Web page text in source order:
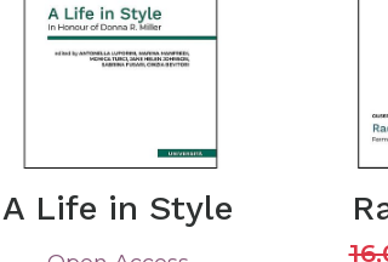
A Life in Style